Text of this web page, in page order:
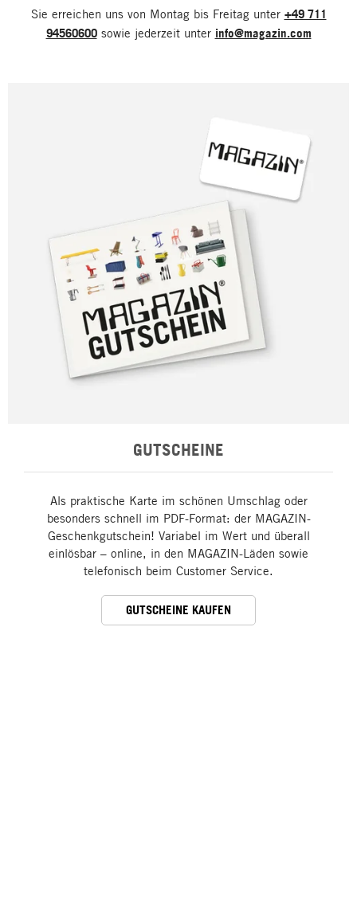
Sie erreichen uns von Montag bis Freitag unter +49 711
94560600sowie jederzeit unter info@magazin.com
GUTSCHEINE
Als praktische Karte im schönen Umschlag oder
besonders schnell im PDF-Format: der MAGAZIN-
Geschenkgutschein! Variabel im Wert und überall
einlösbar – online, in den MAGAZIN-Läden sowie
telefonisch beim Customer Service.
GUTSCHEINE KAUFEN